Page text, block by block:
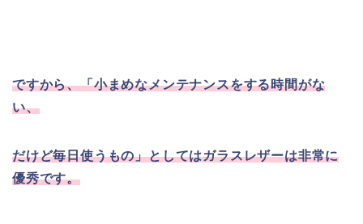
ですから、「小まめなメンテナンスをする時間がな
い、
だけど毎日使うもの」としてはガラスレザーは非常に
優秀です。